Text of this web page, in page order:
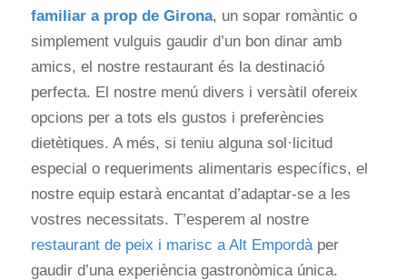
familiar a prop de Girona, un sopar romàntic o
simplement vulguis gaudir d’un bon dinar amb
amics, el nostre restaurant és la destinació
perfecta. El nostre menú divers i versàtil ofereix
opcions per a tots els gustos i preferències
dietètiques. A més, si teniu alguna sol·licitud
especial o requeriments alimentaris específics, el
nostre equip estarà encantat d’adaptar-se a les
vostres necessitats. T’esperem al nostre
restaurant de peix i marisc a Alt Empordàper
gaudir d’una experiència gastronòmica única.